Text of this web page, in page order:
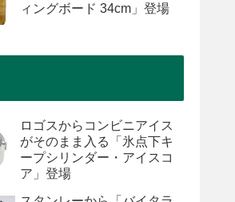
ィングボード 34cm」登場
ロゴスからコンビニアイス
がそのまま入る「氷点下キ
ープシリンダー・アイスコ
ア」登場